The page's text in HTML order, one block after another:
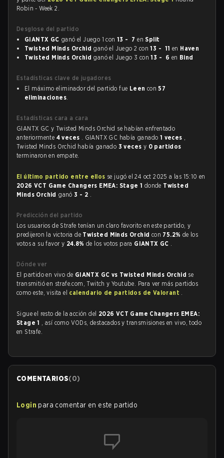
Robin - Week 2.
Desglose del partido
GIANTX GC ganó el Juego 1 con13 - 7 enSplit
Twisted Minds Orchid ganó el Juego 2 con13 - 11 en Haven
Twisted Minds Orchid ganó el Juego 3 con13 - 6 en Bind
Estadísticas clave de jugadores
El máximo eliminador del partido fue Leen con57
eliminaciones.
Estadísticas cara a cara
GIANTX GC y Twisted Minds Orchid se habían enfrentado
anteriormente 4 veces . GIANTX GC había ganado 1 veces ,
Twisted Minds Orchid había ganado 3 veces y 0 partidos
terminaron en empate.
El último partido entre ellos se jugó el 24 oct 2025 a las 15:10 en
2026 VCT Game Changers EMEA: Stage 1 donde Twisted
Minds Orchid ganó3 - 2 .
Predicción del partido
Los usuarios de Strafe tenían un claro favorito en este partido, y
predijeron la victoria de Twisted Minds Orchid con 75.2% de los
votos a su favor y 24.8%de los votos para GIANTX GC .
Dónde ver
El partido en vivo de GIANTX GC vs Twisted Minds Orchid se
transmitió en strafe.com, Twitch y Youtube. Para ver más partidos
como este, visita el calendario de partidos de Valorant .
Sigue el resto de la acción del 2026 VCT Game Changers EMEA:
Stage 1 , así como VODs, destacados y transmisiones en vivo, todo
en Strafe.
COMENTARIOS(0)
Login para comentar en este partido